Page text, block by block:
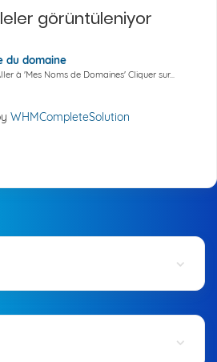
görüntüleniyor
du domaine
à 'Mes Noms de Domaines' Cliquer sur...
WHMCompleteSolution